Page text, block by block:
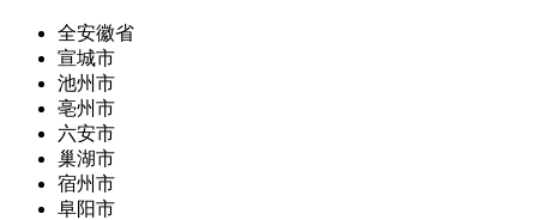
全安徽省
宣城市
池州市
亳州市
六安市
巢湖市
宿州市
阜阳市